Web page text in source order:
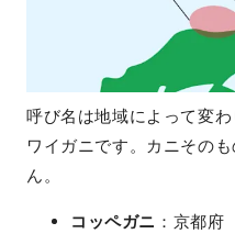
呼び名は地域によって変
ワイガニです。カニその
ん。
コッペガニ ：京都府